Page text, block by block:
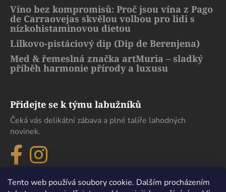
Tento web používá soubory cookie. Dalším procházením
Víno bez kompromisů: Proč jsou vína z Pago
de Carraovejas skvělou volbou pro lidi s
nízkohistaminovou dietou
Lilkovo-pistáciový dip (Dip de Berenjena)
Med & řemeslná značka artMuria – sladký
příběh harmonie přírody a luxusu
Přidejte se k týmu labužníků
Čeká vás delikátní zábava a plné talíře lahodných
novinek.